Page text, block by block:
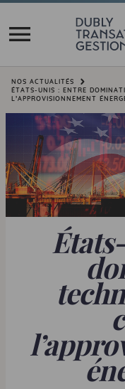
Vous êtes ici:
NOS ACTUALITÉS
ÉTATS-UNIS : ENTRE
L’APPROVISIONNEMENT